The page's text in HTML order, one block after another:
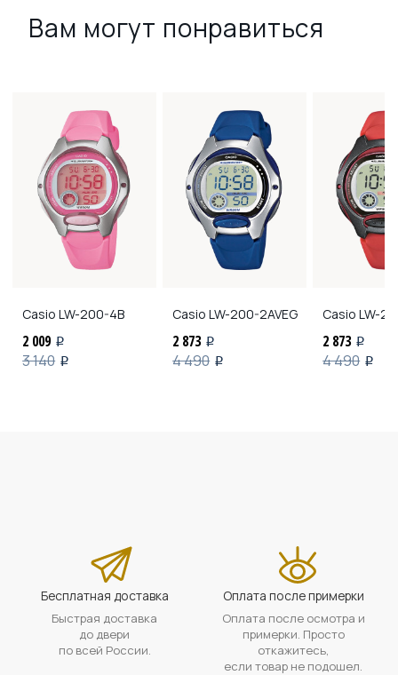
Вам могут понравиться
Casio LW-200-4B
2 009 i
3 140 i
Casio LW-200-2AVEG
2 873 i
4 490 i
Casio LW-
2 873 i
4 490 i
Бесплатная доставка
Быстрая доставка
до двери
по всей России.
Оплата после примерки
Оплата после осмотра и
примерки. Просто
откажитесь,
если товар не подошел.